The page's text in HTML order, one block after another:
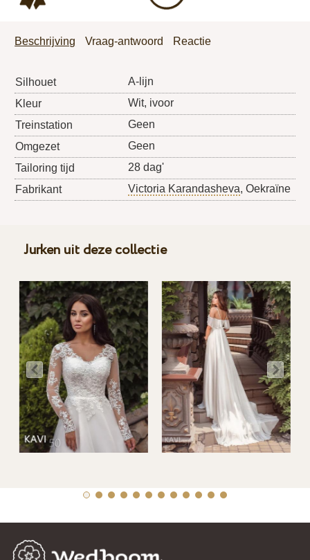
Beschrijving Vraag-antwoord Reactie
Silhouet
A-lijn
Kleur
Wit, ivoor
Treinstation
Geen
Omgezet
Geen
Tailoring tijd
28 dag'
Fabrikant
Victoria Karandasheva, Oekraïne
Jurken uit deze collectie